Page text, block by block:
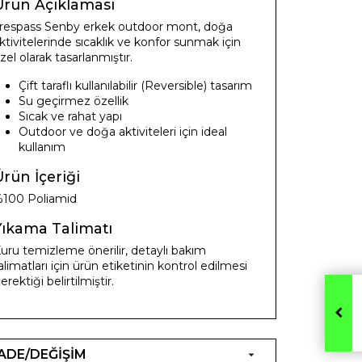
Açıklaması
Senby erkek outdoor mont, doğa
sıcaklık ve konfor sunmak için
olarak tasarlanmıştır.
Çift taraflı kullanılabilir (Reversible) tasarım
Su geçirmez özellik
Sıcak ve rahat yapı
Outdoor ve doğa aktiviteleri için ideal
kullanım
İçeriği
Poliamid
Talimatı
temizleme önerilir, detaylı bakım
için ürün etiketinin kontrol edilmesi
belirtilmiştir.
DEĞİŞİM